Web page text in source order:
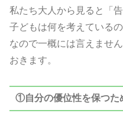
私たち大人から見ると「
子どもは何を考えている
なので一概には言えませ
おきます。
①自分の優位性を保つた